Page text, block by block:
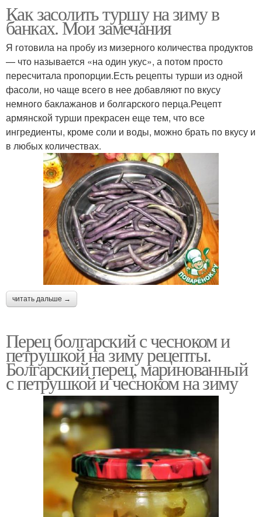
Как засолить туршу на зиму в
банках. Мои замечания
Я готовила на пробу из мизерного количества продуктов
— что называется «на один укус», а потом просто
пересчитала пропорции.Есть рецепты турши из одной
фасоли, но чаще всего в нее добавляют по вкусу
немного баклажанов и болгарского перца.Рецепт
армянской турши прекрасен еще тем, что все
ингредиенты, кроме соли и воды, можно брать по вкусу и
в любых количествах.
читать дальше →
Перец болгарский с чесноком и
петрушкой на зиму рецепты.
Болгарский перец, маринованный
с петрушкой и чесноком на зиму